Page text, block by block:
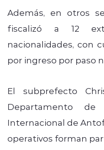
Además, en otros
fiscalizó a 12
nacionalidades, con
por ingreso por paso
El subprefecto
Departamento de
Internacional de
operativos forman